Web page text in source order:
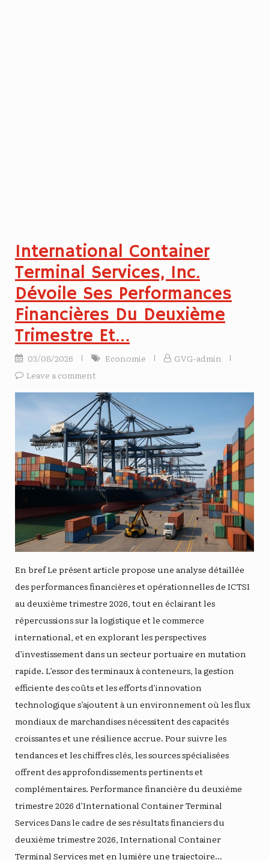
International Container
Terminal Services, Inc.
Dévoile Ses Performances
Financières Du Deuxième
Trimestre Et…
03/08/2026 Economie
GVG-admin
Leave a comment
En bref Le présent article propose une analyse détaillée
des performances financières et opérationnelles de ICTSI
au deuxième trimestre 2026, tout en éclairant les
répercussions sur la logistique et le commerce
international, et en explorant les perspectives
d’investissement dans un secteur portuaire en mutation
rapide. L’essor des terminaux à conteneurs, la gestion
efficiente des coûts et les efforts d’innovation
technologique s’ajoutent à un environnement où les flux
mondiaux de marchandises nécessitent des capacités
croissantes et une résilience accrue. Pour suivre les
tendances et les chiffres clés, les sources spécialisées
offrent des approfondissements pertinents et
complémentaires. Performance financière du deuxième
trimestre 2026 d’International Container Terminal
Services Dans le cadre de ses résultats financiers du
deuxième trimestre 2026, International Container
Terminal Services met en lumière une trajectoire…